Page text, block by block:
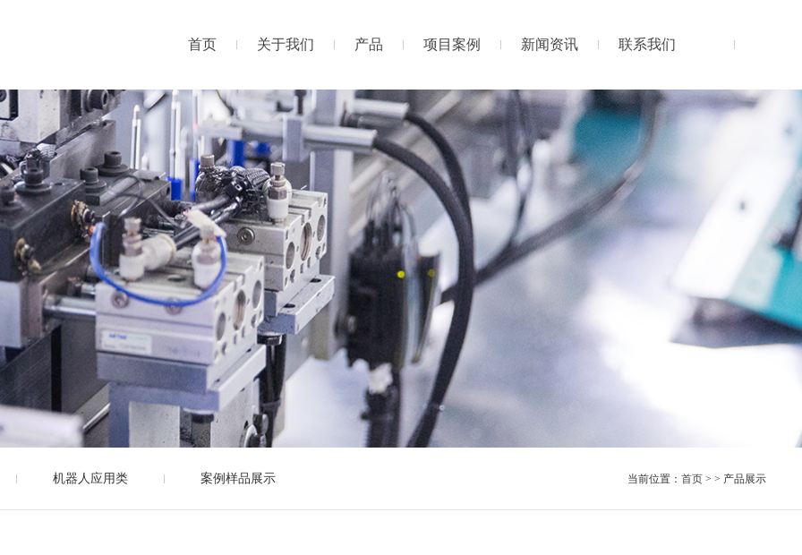
首页 关于我们 产品 项目案例 新闻资讯 联系我们
机器人应用类 案例样品展示 当前位置： 首页> > 产品展示